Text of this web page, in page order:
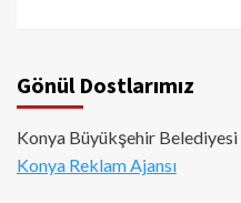
Gönül Dostlarımız
Konya Büyükşehir Belediyesi
Konya Reklam Ajansı